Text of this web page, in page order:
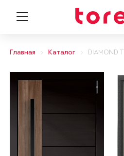
Главная Каталог DIAMOND